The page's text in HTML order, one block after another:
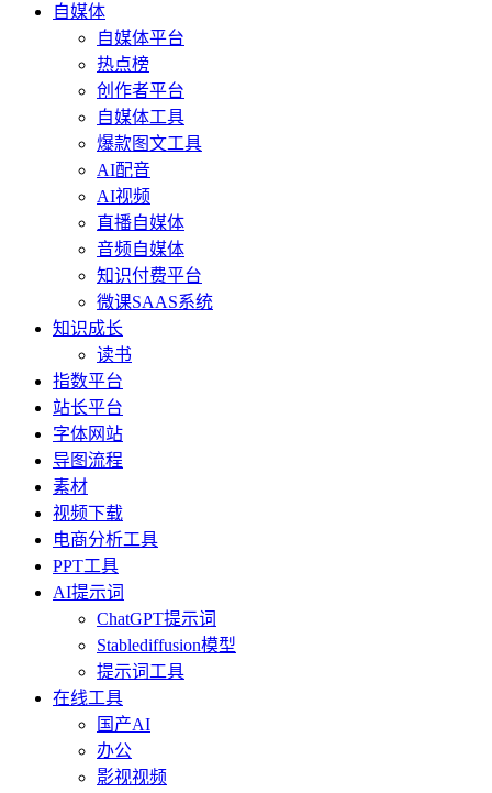
自媒体
自媒体平台
热点榜
创作者平台
自媒体工具
爆款图文工具
AI配音
AI视频
直播自媒体
音频自媒体
知识付费平台
微课SAAS系统
知识成长
读书
指数平台
站长平台
字体网站
导图流程
素材
视频下载
电商分析工具
PPT工具
AI提示词
ChatGPT提示词
Stablediffusion模型
提示词工具
在线工具
国产AI
办公
影视视频